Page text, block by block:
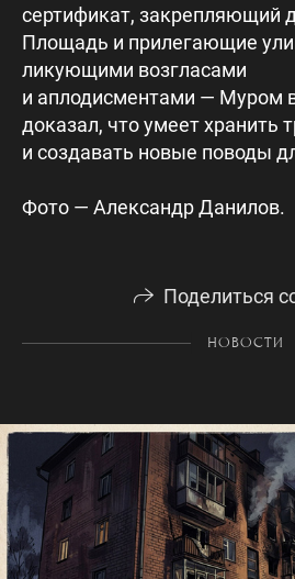
сертификат, закрепляющий
Площадь и прилегающие
ликующими возгласами
и аплодисментами — Муром
доказал, что умеет хранить
и создавать новые поводы
Фото — Александр Данилов.
Поделиться
НОВОСТИ